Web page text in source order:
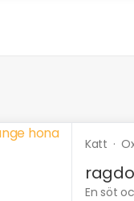
Katt ·
En söt